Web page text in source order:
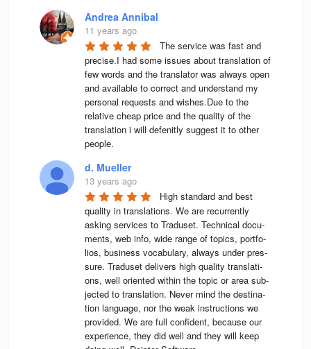
Andrea Annibal
11 years ago
The service was fast and
precise.I had some issues about translation of
few words and the translator was always open
and available to correct and understand my
personal requests and wishes.Due to the
relative cheap price and the quality of the
translation i will defenitly suggest it to other
people.
d. Mueller
13 years ago
High stan­dard and best
qua­lity in trans­la­ti­ons. We are recur­rently
asking ser­vices to Tra­du­set. Tech­ni­cal docu­
ments, web info, wide range of topics, port­fo­
lios, busi­ness voca­bu­lary, always under pres­
sure. Tra­du­set deli­vers high qua­lity trans­la­ti­
ons, well ori­en­ted wit­hin the topic or area sub­
jec­ted to trans­la­tion. Never mind the desti­na­
tion lan­guage, nor the weak instruc­tions we
pro­vi­ded. We are full con­fi­dent, because our
expe­ri­ence, they did well and they will keep